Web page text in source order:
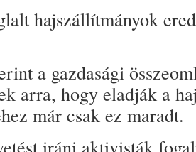
hajszállítmányok
a gazdasági
arra, hogy eladják a
már csak ez maradt.
iráni aktivisták